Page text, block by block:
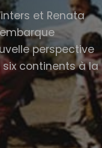
et Renata
perspective
continents à la